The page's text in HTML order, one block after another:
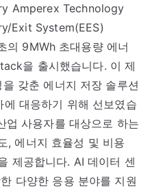
Amperex Technology
Exit System(EES)
의 9MWh 초대용량 에너
을 출시했습니다. 이 제
갖춘 에너지 저장 솔루션
대응하기 위해 선보였습
업 사용자를 대상으로 하는
, 에너지 효율성 및 비용
제공합니다. AI 데이터 센
다양한 응용 분야를 지원